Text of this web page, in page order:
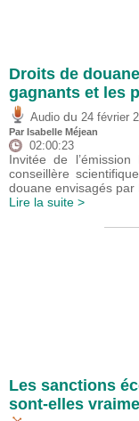
Droits de
gagnants et les
Audio du 24 février
Par Isabelle Méjean
02:00:23
Invitée de
conseillère
douane envisagés par
Lire la suite >
Les sanctions
sont-elles